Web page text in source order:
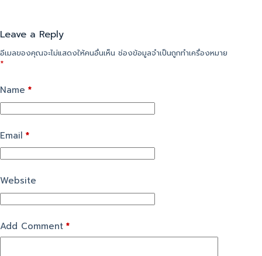
Leave a Reply
อีเมลของคุณจะไม่แสดงให้คนอื่นเห็น ช่องข้อมูลจำเป็นถูกทำเครื่องหมาย
*
Name *
Email *
Website
Add Comment *